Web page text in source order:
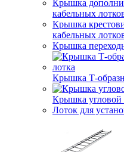
Крышка
кабельных
Крышка
кабельных
Крышка
Крышка Т-
Крышка угловой
Лоток для